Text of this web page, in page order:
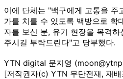
이에 단체는 "백구에게 고통을 주
가를 치를 수 있도록 백방으로 학
자를 보신 분, 유기 현장을 목격
주시길 부탁드린다"고 당부했다.
YTN digital 문지영
[저작권자(c) YTN 무단전재, 재